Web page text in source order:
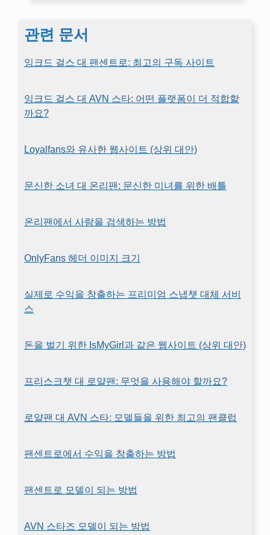
관련 문서
잉크드 걸스 대 팬센트로: 최고의 구독 사이트
잉크드 걸스 대 AVN 스타: 어떤 플랫폼이 더 적합할
까요?
Loyalfans와 유사한 웹사이트 (상위 대안)
문신한 소녀 대 온리팬: 문신한 미녀를 위한 배틀
온리팬에서 사람을 검색하는 방법
OnlyFans 헤더 이미지 크기
실제로 수익을 창출하는 프리미엄 스냅챗 대체 서비
스
돈을 벌기 위한 IsMyGirl과 같은 웹사이트 (상위 대안)
프리스크챗 대 로얄팬: 무엇을 사용해야 할까요?
로얄팬 대 AVN 스타: 모델들을 위한 최고의 팬클럽
팬센트로에서 수익을 창출하는 방법
팬센트로 모델이 되는 방법
AVN 스타즈 모델이 되는 방법